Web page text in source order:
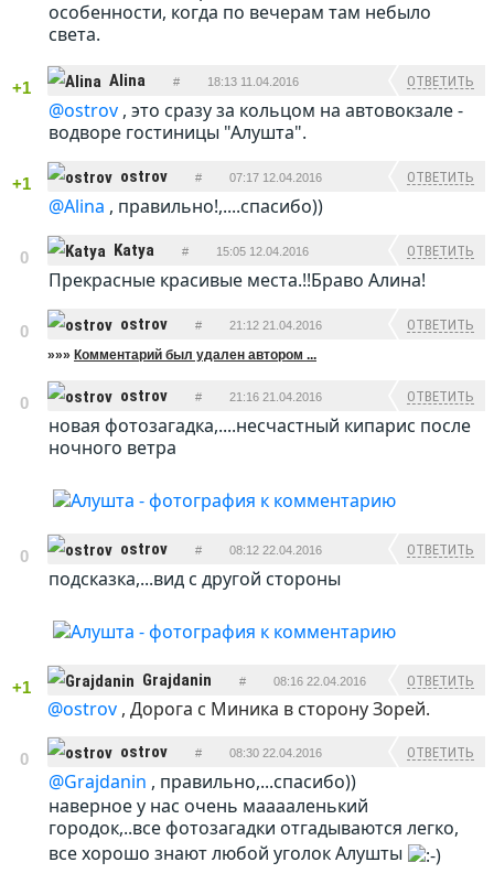
особенности, когда по вечерам там небыло
света.
+1 Alina # 18:13 11.04.2016 ОТВЕТИТЬ
@ostrov , это сразу за кольцом на автовокзале -
водворе гостиницы "Алушта".
+1 ostrov # 07:17 12.04.2016 ОТВЕТИТЬ
@Alina , правильно!,....спасибо))
0 Katya # 15:05 12.04.2016 ОТВЕТИТЬ
Прекрасные красивые места.!!Браво Алина!
0 ostrov # 21:12 21.04.2016 ОТВЕТИТЬ
»»» Комментарий был удален автором ...
0 ostrov # 21:16 21.04.2016 ОТВЕТИТЬ
новая фотозагадка,....несчастный кипарис после
ночного ветра
0 ostrov # 08:12 22.04.2016 ОТВЕТИТЬ
подсказка,...вид с другой стороны
+1 Grajdanin # 08:16 22.04.2016 ОТВЕТИТЬ
@ostrov , Дорога с Миника в сторону Зорей.
0 ostrov # 08:30 22.04.2016 ОТВЕТИТЬ
@Grajdanin , правильно,...спасибо))
наверное у нас очень мааааленький
городок,..все фотозагадки отгадываются легко,
все хорошо знают любой уголок Алушты